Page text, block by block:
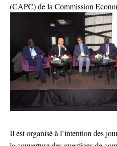
(CAPC) de la Commission
Il est organisé à l’intention des